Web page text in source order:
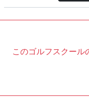
このゴルフスクール